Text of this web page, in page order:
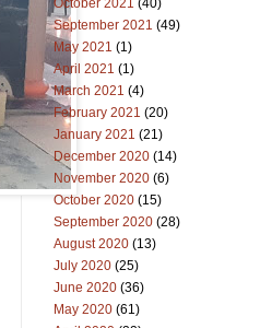
October 2021 (40)
September 2021 (49)
May 2021 (1)
April 2021 (1)
March 2021 (4)
February 2021 (20)
January 2021 (21)
December 2020 (14)
November 2020 (6)
October 2020 (15)
September 2020 (28)
August 2020 (13)
July 2020 (25)
June 2020 (36)
May 2020 (61)